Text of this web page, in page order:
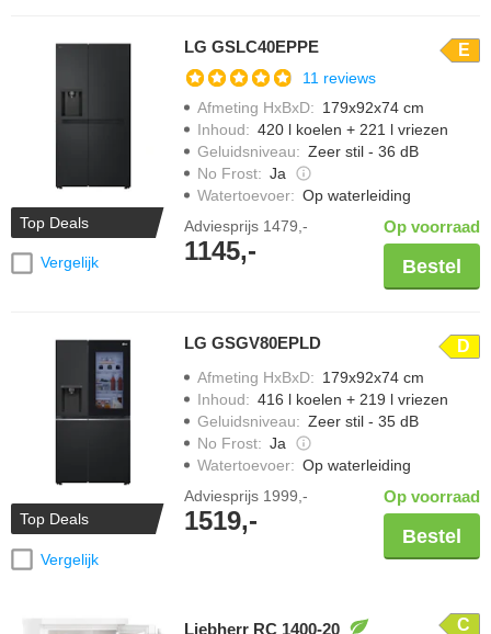
Top Deals
Vergelijk
LG GSLC40EPPE E
11 reviews
Afmeting HxBxD: 179x92x74 cm
Inhoud: 420 l koelen + 221 l vriezen
Geluidsniveau: Zeer stil - 36 dB
No Frost: Ja
Watertoevoer: Op waterleiding
Adviesprijs 1479,-
1145,-
Op voorraad
Bestel
Top Deals
Vergelijk
LG GSGV80EPLD D
Afmeting HxBxD: 179x92x74 cm
Inhoud: 416 l koelen + 219 l vriezen
Geluidsniveau: Zeer stil - 35 dB
No Frost: Ja
Watertoevoer: Op waterleiding
Adviesprijs 1999,-
1519,-
Op voorraad
Bestel
Liebherr RC 1400-20 C